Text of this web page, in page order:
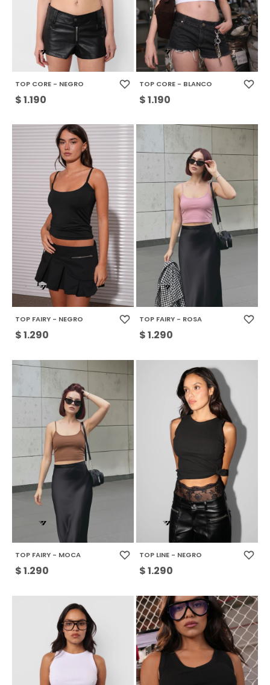
TOP CORE - NEGRO
$1.190
TOP CORE - BLANCO
$1.190
TOP FAIRY - NEGRO
$1.290
TOP FAIRY - ROSA
$1.290
TOP FAIRY - MOCA
$1.290
TOP LINE - NEGRO
$1.290